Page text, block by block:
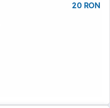
20 RON